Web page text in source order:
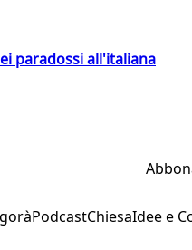
paradossi all'italiana
PodcastChiesaIdee e